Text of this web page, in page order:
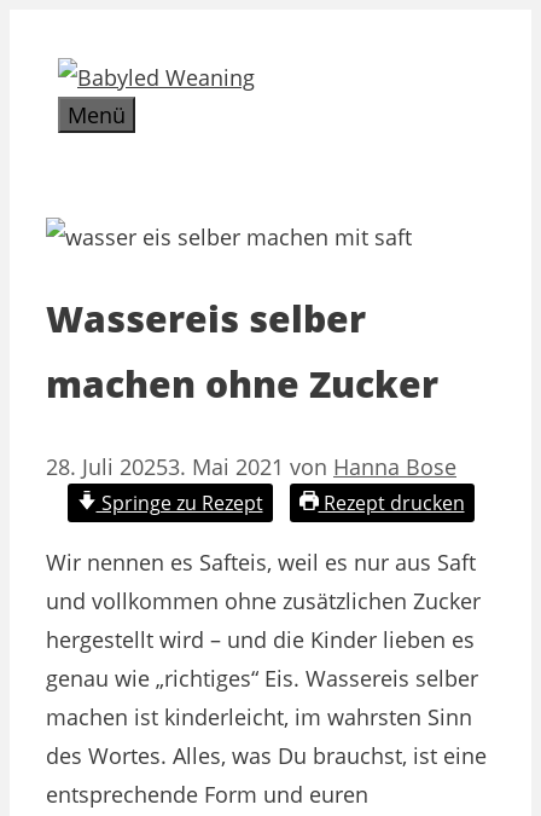
Inhalt
springenMenü
Wassereis selber
machen ohne Zucker
28. Juli 20253. Mai 2021 von Hanna Bose
Springe zu Rezept Rezept drucken
Wir nennen es Safteis, weil es nur aus Saft
und vollkommen ohne zusätzlichen Zucker
hergestellt wird – und die Kinder lieben es
genau wie „richtiges“ Eis. Wassereis selber
machen ist kinderleicht, im wahrsten Sinn
des Wortes. Alles, was Du brauchst, ist eine
entsprechende Form und euren